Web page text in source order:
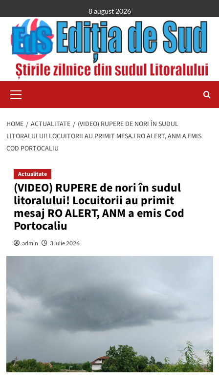
to
content
8 august 2026
Menu
HOME ACTUALITATE
(VIDEO) RUPERE DE NORI ÎN SUDUL
LITORALULUI! LOCUITORII AU PRIMIT MESAJ RO ALERT, ANM A EMIS
COD PORTOCALIU
Actualitate
(VIDEO) RUPERE de nori în sudul
litoralului! Locuitorii au primit
mesaj RO ALERT, ANM a emis Cod
Portocaliu
admin 3 iulie 2026